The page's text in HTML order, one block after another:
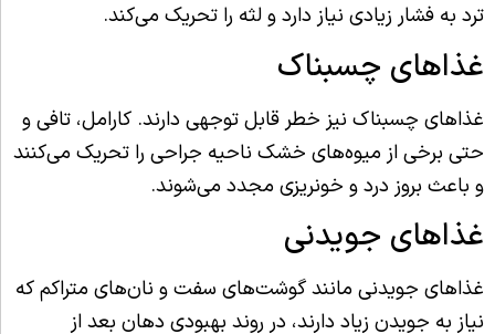
ترد به فشار زیادی نیاز دارد و لثه را تحریک می‌کند.
غذاهای چسبناک
غذاهای چسبناک نیز خطر قابل توجهی دارند. کارامل، تافی و
حتی برخی از میوه‌های خشک ناحیه جراحی را تحریک می‌کنند
و باعث بروز درد و خونریزی مجدد می‌شوند.
غذاهای جویدنی
غذاهای جویدنی مانند گوشت‌های سفت و نان‌های متراکم که
نیاز به جویدن زیاد دارند، در روند بهبودی دهان بعد از